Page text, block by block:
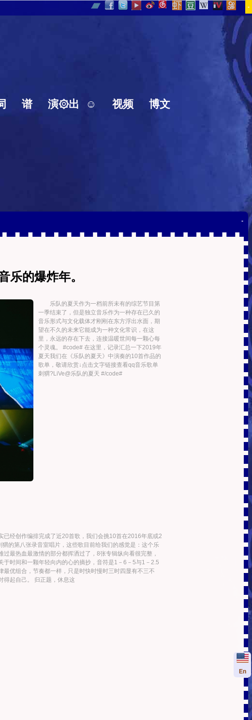
-
谱 演۞出 ☺ 视频
博文
-
乐的爆炸年。
乐队的夏天作为一档前所未有的综艺节目第
一季结束了，但是独立音乐作为一种存在已久的
音乐形式与文化载体才刚刚在东方浮出水面，期
望在不久的未来它能成为一种文化常识，在这
里，永远的存在下去，连接温暖世间每一颗心每
个灵魂。 #code# 在这里，记录汇总一下2019年
夏天我们在《乐队的夏天》中演奏的10首作品的
歌单，敬请欣赏↓点击文字链接查看qq音乐歌单
刺猬?LiVe@乐队的夏天 #/code#
已经创作编排完成了近20首歌，我们会挑10首在2016年底或2
猬的第八张录音室唱片，这些歌目前给我们的感觉是：这个乐
过最热血最激情的部分都挥洒过了，8张专辑纵向看很完整，
于时间和一颗年轻向内的心的摘抄，音符是1－6－5与1－2.5
最优组合，节奏都一样，只是时快时慢时三时四显有不三不
得起自己。 归正题，休息这
En